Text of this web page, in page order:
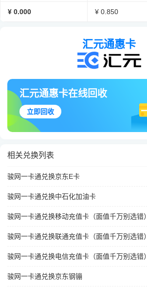
¥ 0.000 ¥ 0.850
汇元通惠卡
汇元通惠卡在线回收
立即回收
相关兑换列表
骏网一卡通兑换京东E卡
骏网一卡通兑换中石化加油卡
骏网一卡通兑换移动充值卡（面值千万别选错）
骏网一卡通兑换联通充值卡（面值千万别选错）
骏网一卡通兑换电信充值卡（面值千万别选错）
骏网一卡通兑换京东钢镚